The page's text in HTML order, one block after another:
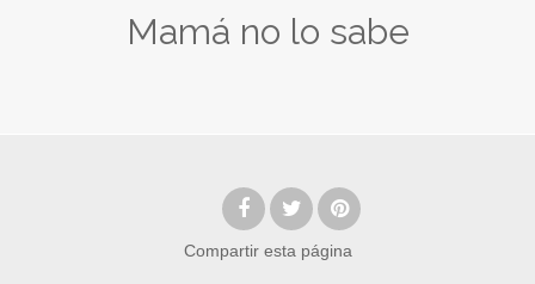
Mamá no lo sabe
Compartir esta página